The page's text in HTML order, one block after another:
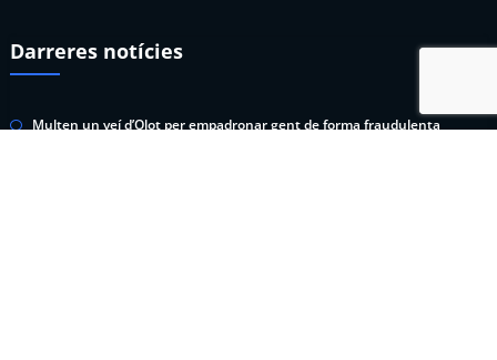
Darreres notícies
Multen un veí d’Olot per empadronar gent de forma fraudulenta